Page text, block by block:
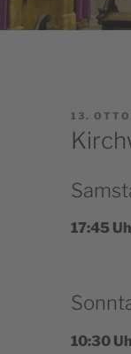
13.
17:45
10:30